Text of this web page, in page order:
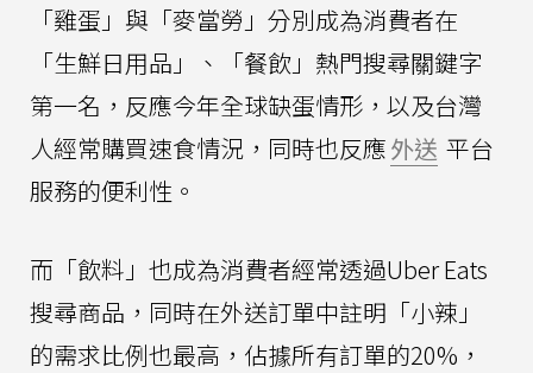
「雞蛋」與「麥當勞」分別成為消費者在
「生鮮日用品」、「餐飲」熱門搜尋關鍵字
第一名，反應今年全球缺蛋情形，以及台灣
人經常購買速食情況，同時也反應外送 平台
服務的便利性。
而「飲料」也成為消費者經常透過Uber Eats
搜尋商品，同時在外送訂單中註明「小辣」
的需求比例也最高，佔據所有訂單的20%，